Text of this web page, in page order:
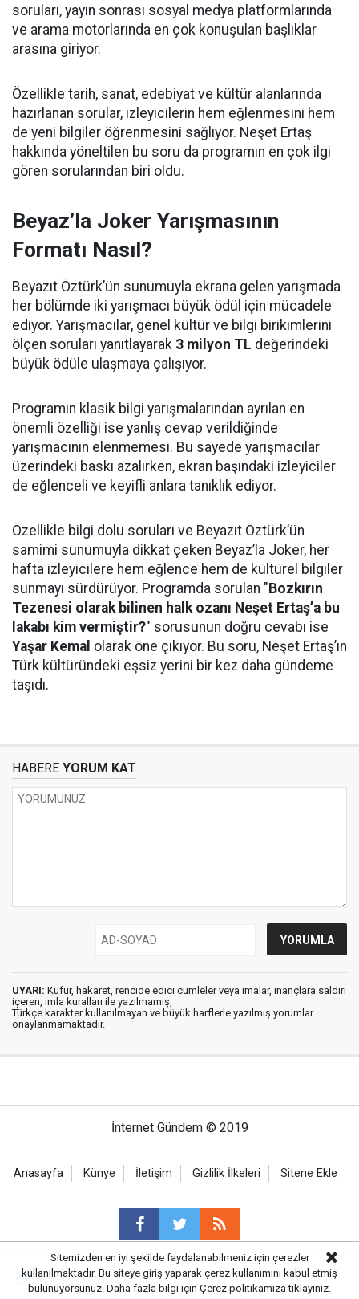
soruları, yayın sonrası sosyal medya platformlarında
ve arama motorlarında en çok konuşulan başlıklar
arasına giriyor.
Özellikle tarih, sanat, edebiyat ve kültür alanlarında
hazırlanan sorular, izleyicilerin hem eğlenmesini hem
de yeni bilgiler öğrenmesini sağlıyor. Neşet Ertaş
hakkında yöneltilen bu soru da programın en çok ilgi
gören sorularından biri oldu.
Beyaz’la Joker Yarışmasının
Formatı Nasıl?
Beyazıt Öztürk’ün sunumuyla ekrana gelen yarışmada
her bölümde iki yarışmacı büyük ödül için mücadele
ediyor. Yarışmacılar, genel kültür ve bilgi birikimlerini
ölçen soruları yanıtlayarak 3 milyon TL değerindeki
büyük ödüle ulaşmaya çalışıyor.
Programın klasik bilgi yarışmalarından ayrılan en
önemli özelliği ise yanlış cevap verildiğinde
yarışmacının elenmemesi. Bu sayede yarışmacılar
üzerindeki baskı azalırken, ekran başındaki izleyiciler
de eğlenceli ve keyifli anlara tanıklık ediyor.
Özellikle bilgi dolu soruları ve Beyazıt Öztürk’ün
samimi sunumuyla dikkat çeken Beyaz’la Joker, her
hafta izleyicilere hem eğlence hem de kültürel bilgiler
sunmayı sürdürüyor. Programda sorulan " Bozkırın
Tezenesi olarak bilinen halk ozanı Neşet Ertaş’a bu
lakabı kim vermiştir?" sorusunun doğru cevabı ise
Yaşar Kemal olarak öne çıkıyor. Bu soru, Neşet Ertaş’ın
Türk kültüründeki eşsiz yerini bir kez daha gündeme
taşıdı.
HABERE YORUM KAT
UYARI: Küfür, hakaret, rencide edici cümleler veya imalar, inançlara saldırı
içeren, imla kuralları ile yazılmamış,
Türkçe karakter kullanılmayan ve büyük harflerle yazılmış yorumlar
onaylanmamaktadır.
İnternet Gündem © 2019
Anasayfa Künye İletişim Gizlilik İlkeleri Sitene Ekle
Haber Portalı Yazılımı
Sitemizden en iyi şekilde faydalanabilmeniz için çerezler
kullanılmaktadır. Bu siteye giriş yaparak çerez kullanımını kabul etmiş
bulunuyorsunuz. Daha fazla bilgi için Çerez politikamıza tıklayınız.